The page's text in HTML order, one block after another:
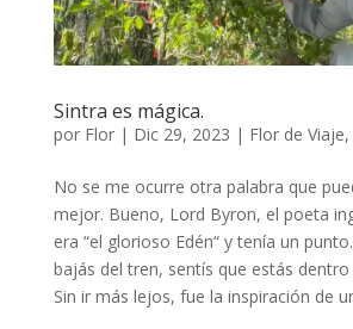
Sintra es mágica.
por Flor| Dic 29, 2023 | Flor de Viaje,
No se me ocurre otra palabra que
mejor. Bueno, Lord Byron, el poeta
era “el glorioso Edén“ y tenía un
bajás del tren, sentís que estás
Sin ir más lejos, fue la inspiración de